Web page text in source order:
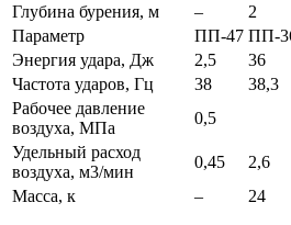
Глубина бурения, м
– 2
Параметр
ПП-47 ПП-
Энергия удара, Дж
2,5 36
Частота ударов, Гц
38 38,3
Рабочее давление
воздуха, МПа
0,5
Удельный расход
воздуха, м3/мин
0,45 2,6
Масса, к
– 24